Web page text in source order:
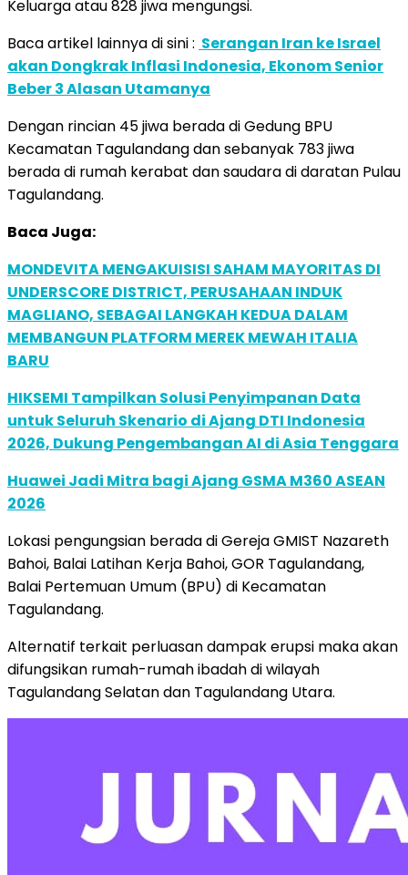
Keluarga atau 828 jiwa mengungsi.
Baca artikel lainnya di sini : Serangan Iran ke Israel
akan Dongkrak Inflasi Indonesia, Ekonom Senior
Beber 3 Alasan Utamanya
Dengan rincian 45 jiwa berada di Gedung BPU
Kecamatan Tagulandang dan sebanyak 783 jiwa
berada di rumah kerabat dan saudara di daratan Pulau
Tagulandang.
Baca Juga:
MONDEVITA MENGAKUISISI SAHAM MAYORITAS DI
UNDERSCORE DISTRICT, PERUSAHAAN INDUK
MAGLIANO, SEBAGAI LANGKAH KEDUA DALAM
MEMBANGUN PLATFORM MEREK MEWAH ITALIA
BARU
HIKSEMI Tampilkan Solusi Penyimpanan Data
untuk Seluruh Skenario di Ajang DTI Indonesia
2026, Dukung Pengembangan AI di Asia Tenggara
Huawei Jadi Mitra bagi Ajang GSMA M360 ASEAN
2026
Lokasi pengungsian berada di Gereja GMIST Nazareth
Bahoi, Balai Latihan Kerja Bahoi, GOR Tagulandang,
Balai Pertemuan Umum (BPU) di Kecamatan
Tagulandang.
Alternatif terkait perluasan dampak erupsi maka akan
difungsikan rumah-rumah ibadah di wilayah
Tagulandang Selatan dan Tagulandang Utara.